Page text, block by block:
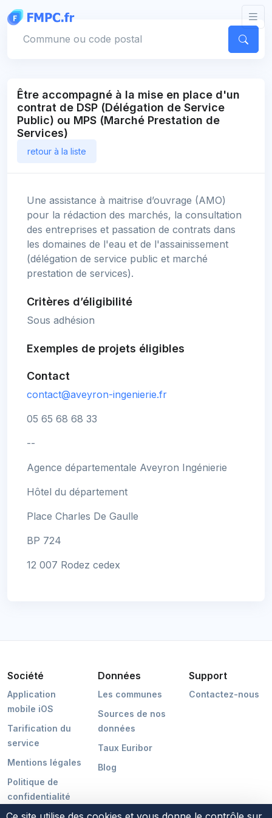
Être accompagné à la mise en place d'un
contrat de DSP (Délégation de Service
Public) ou MPS (Marché Prestation de
Services)
retour à la liste
Une assistance à maitrise d’ouvrage (AMO)
pour la rédaction des marchés, la consultation
des entreprises et passation de contrats dans
les domaines de l'eau et de l'assainissement
(délégation de service public et marché
prestation de services).
Critères d’éligibilité
Sous adhésion
Exemples de projets éligibles
Contact
contact@aveyron-ingenierie.fr
05 65 68 68 33
--
Agence départementale Aveyron Ingénierie
Hôtel du département
Place Charles De Gaulle
BP 724
12 007 Rodez cedex
Société
Application
mobile iOS
Tarification du
service
Mentions légales
Politique de
confidentialité
Données
Les communes
Sources de nos
données
Taux Euribor
Blog
Support
Contactez-nous
Panneau de gestion des cookies